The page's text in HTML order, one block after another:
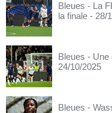
Bleues - La
la finale - 28/
Bleues - Une
24/10/2025
Bleues -